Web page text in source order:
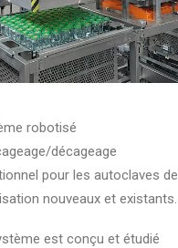
robotisé
décageage
pour les autoclaves de
nouveaux et existants.
est conçu et étudié